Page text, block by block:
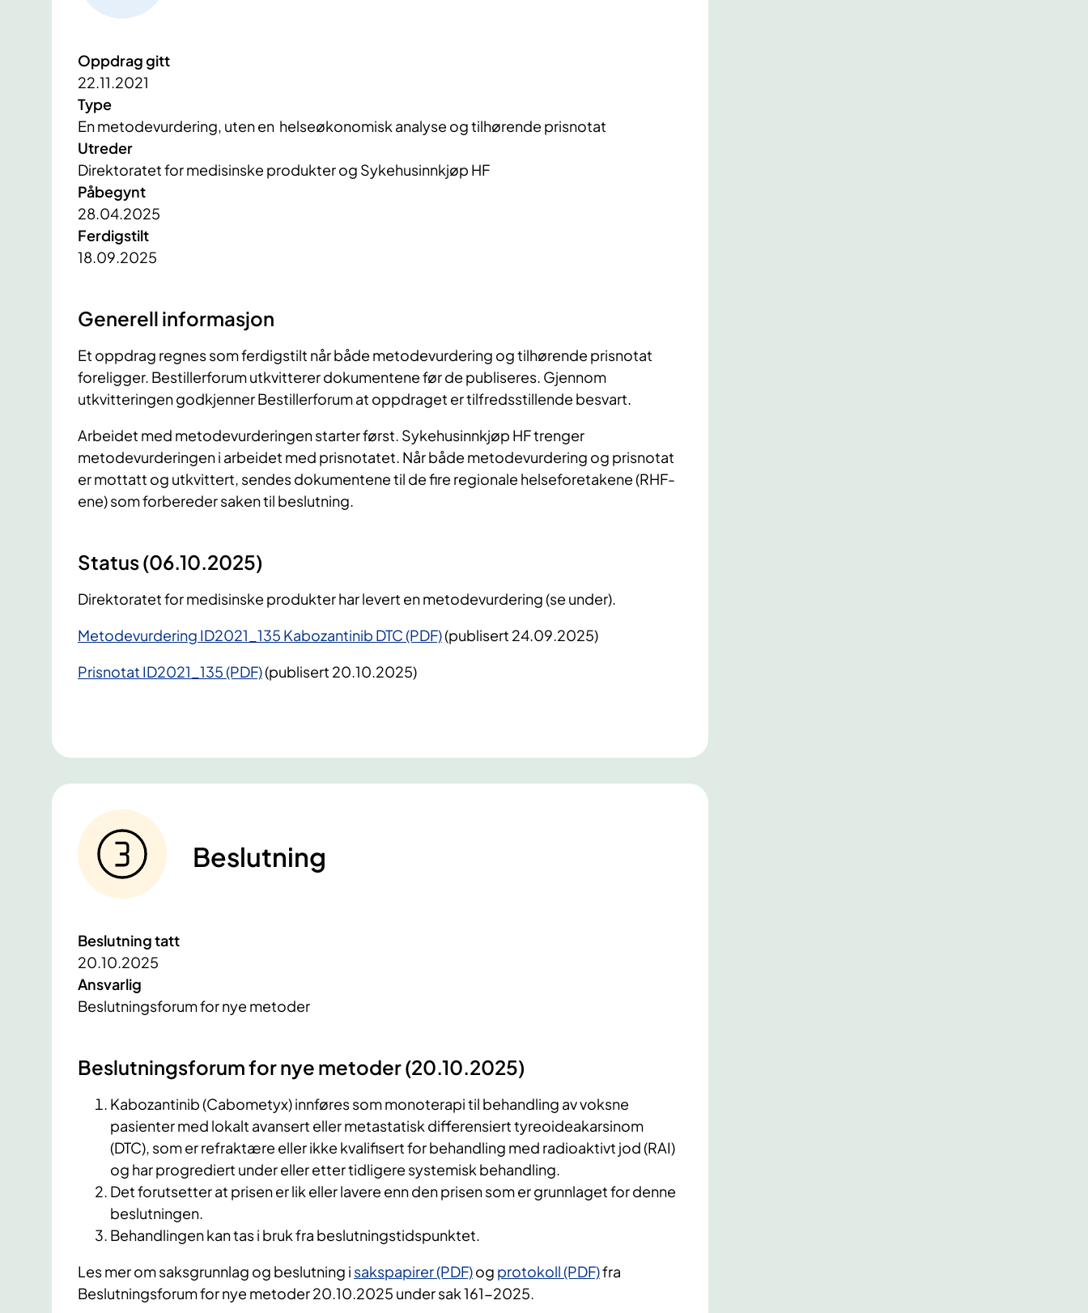
Oppdrag gitt
22.11.2021
Type
En metodevurdering, uten en helseøkonomisk analyse og tilhørende prisnotat
Utreder
Direktoratet for medisinske produkter og Sykehusinnkjøp HF
Påbegynt
28.04.2025
Ferdigstilt
18.09.2025
Generell informasjon
Et oppdrag regnes som ferdigstilt når både metodevurdering og tilhørende prisnotat
foreligger. Bestillerforum utkvitterer dokumentene før de publiseres. Gjennom
utkvitteringen godkjenner Bestillerforum at oppdraget er tilfredsstillende besvart.
Arbeidet med metodevurderingen starter først. Sykehusinnkjøp HF trenger
metodevurderingen i arbeidet med prisnotatet. Når både metodevurdering og prisnotat
er mottatt og utkvittert, sendes dokumentene til de fire regionale helseforetakene (RHF-
ene) som forbereder saken til beslutning.
Status (06.10.2025)
Direktoratet for medisinske produkter har levert en metodevurdering (se under).
Metodevurdering ID2021_135 Kabozantinib DTC (PDF)(publisert 24.09.2025)
Prisnotat ID2021_135 (PDF)(publisert 20.10.2025)
Beslutning
Beslutning tatt
20.10.2025
Ansvarlig
Beslutningsforum for nye metoder
Beslutningsforum for nye metoder (20.10.2025)
Kabozantinib (Cabometyx) innføres som monoterapi til behandling av voksne
pasienter med lokalt avansert eller metastatisk differensiert tyreoideakarsinom
(DTC), som er refraktære eller ikke kvalifisert for behandling med radioaktivt jod (RAI)
og har progrediert under eller etter tidligere systemisk behandling.
Det forutsetter at prisen er lik eller lavere enn den prisen som er grunnlaget for denne
beslutningen.
Behandlingen kan tas i bruk fra beslutningstidspunktet.
Les mer om saksgrunnlag og beslutning i sakspapirer (PDF)og protokoll (PDF)fra
Beslutningsforum for nye metoder 20.10.2025 under sak 161-2025.